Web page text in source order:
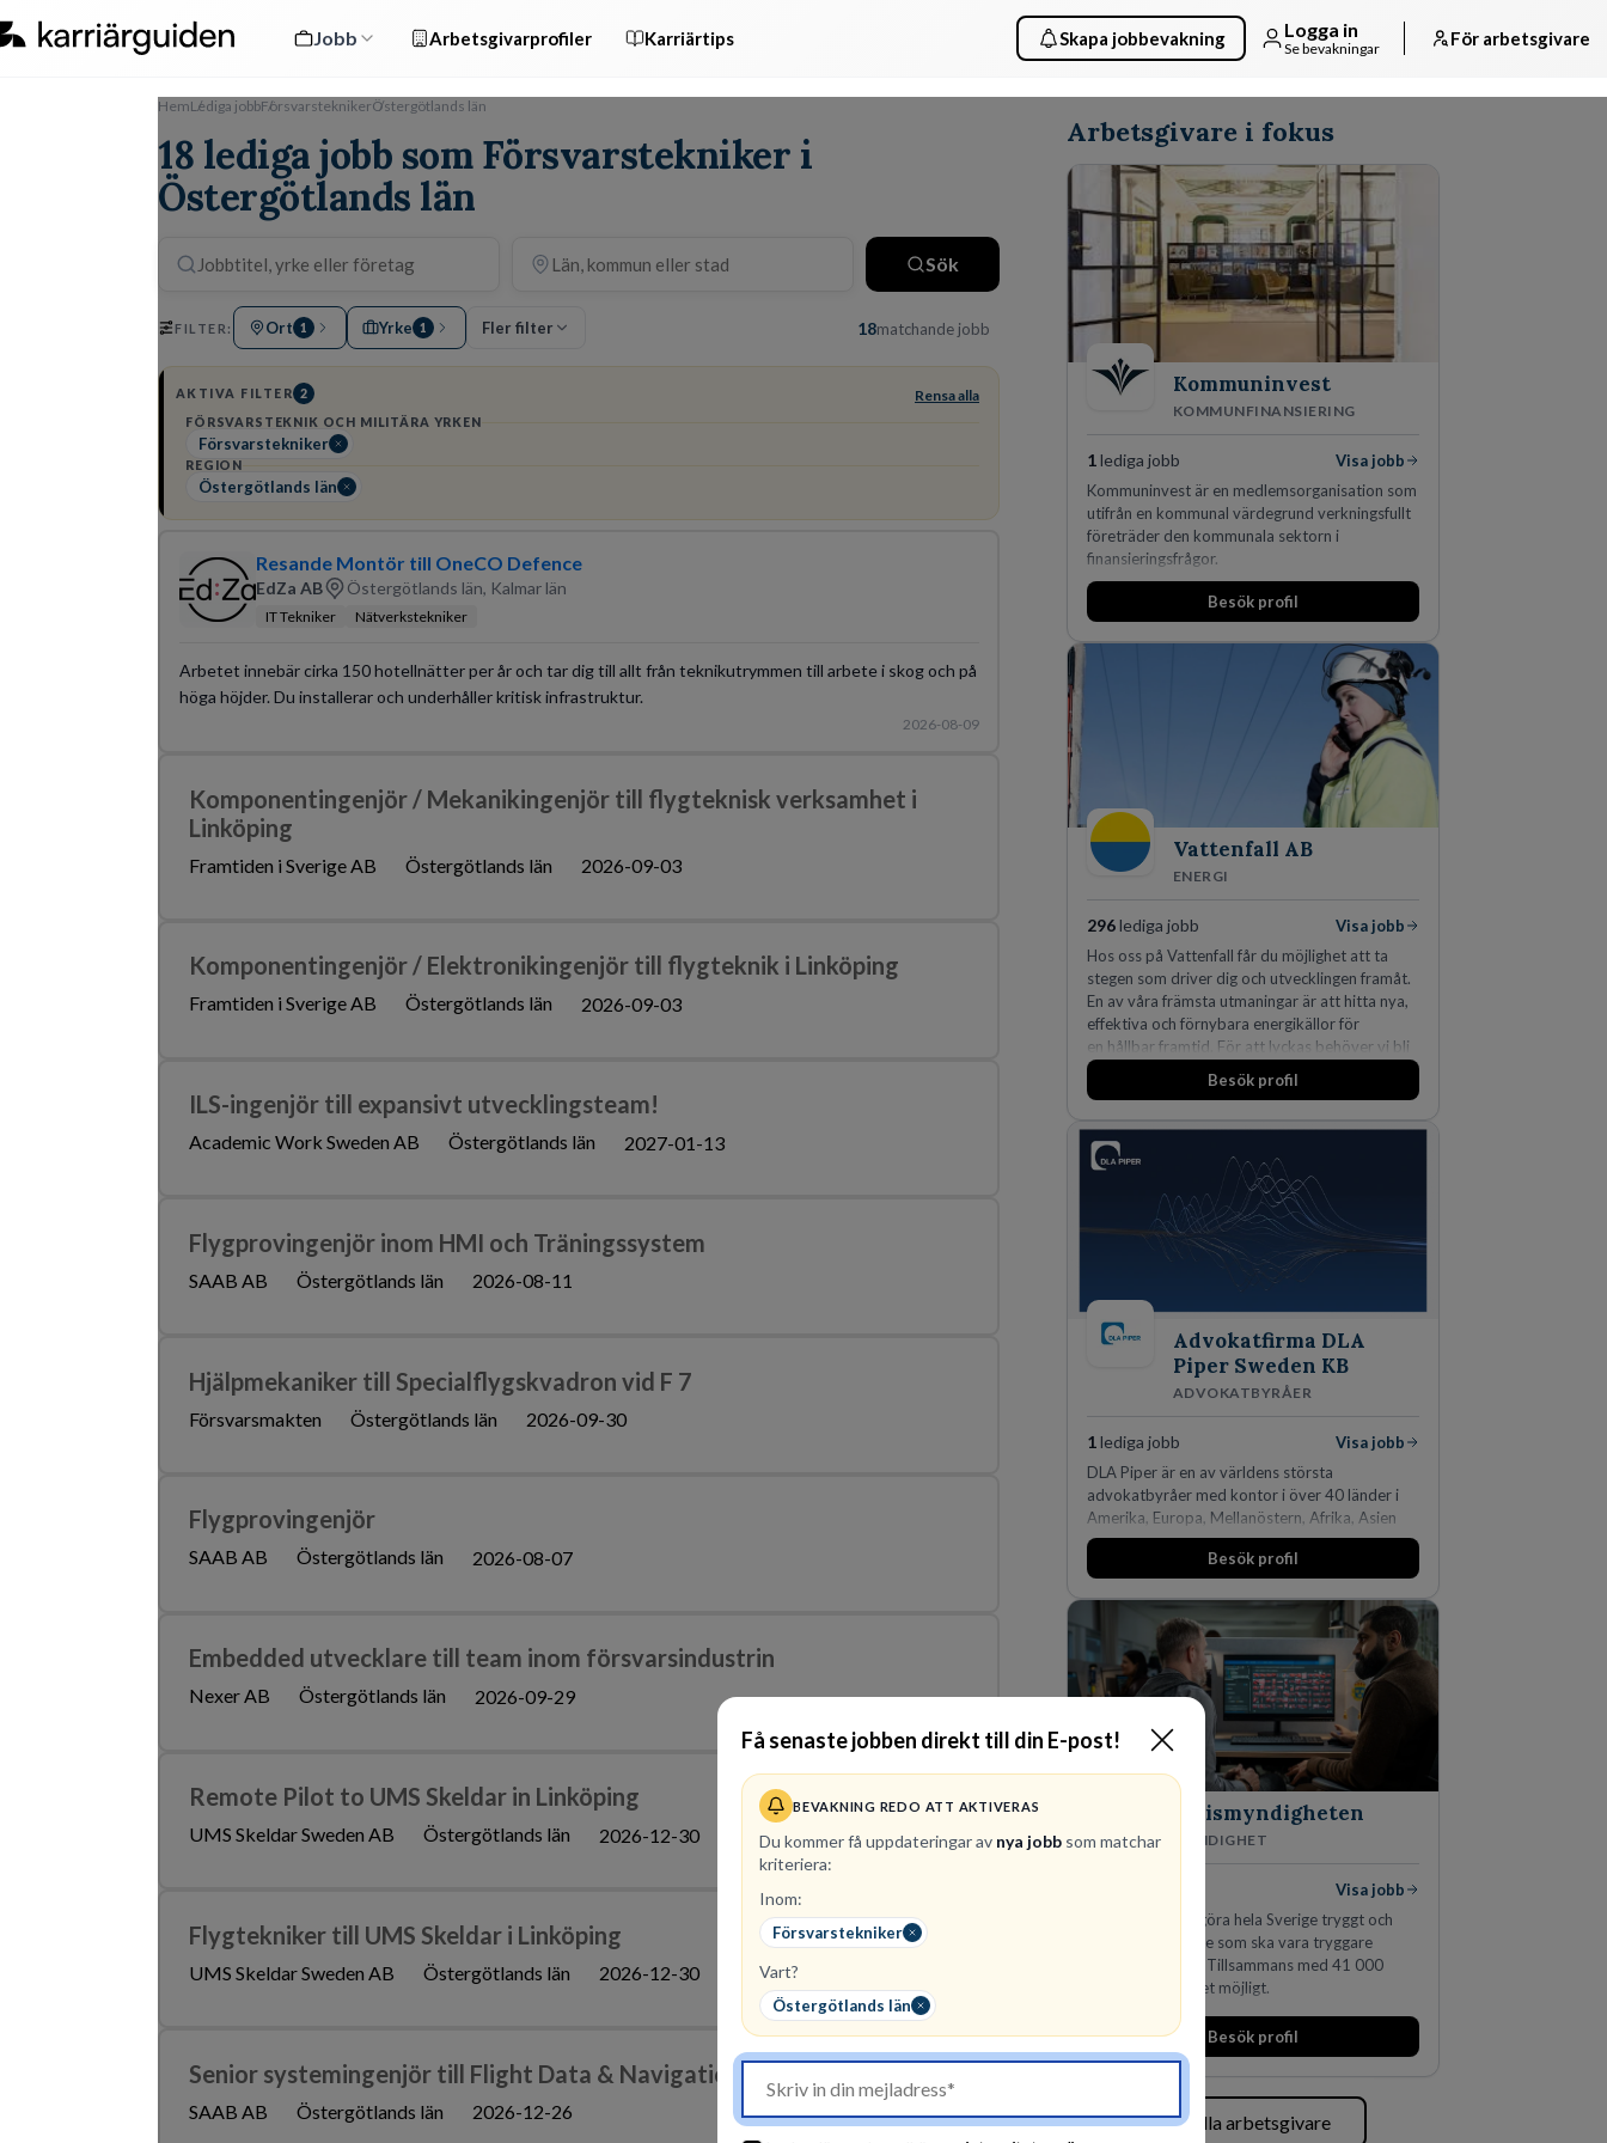
Jobb Arbetsgivarprofiler Karriärtips Skapa jobbevakning Logga in
Se bevakningar För arbetsgivare
Få senaste jobben direkt till din E-post!
BEVAKNING REDO ATT AKTIVERAS
Du kommer få uppdateringar av nya jobb som matchar
kriteriera:
Inom:
Försvarstekniker
Vart?
Östergötlands län
HemLediga jobbFörsvarsteknikerÖstergötlands län
18 lediga jobb som Försvarstekniker i
Östergötlands län
Sök
FILTER: Ort 1 Yrke 1 Fler filter 18matchande jobb
AKTIVA FILTER 2 Rensa alla
FÖRSVARSTEKNIK OCH MILITÄRA YRKEN
Försvarstekniker
REGION
Östergötlands län
Resande Montör till OneCO Defence
EdZa AB Östergötlands län, Kalmar län
IT Tekniker Nätverkstekniker
Arbetet innebär cirka 150 hotellnätter per år och tar dig till allt från teknikutrymmen till arbete i skog och på
höga höjder. Du installerar och underhåller kritisk infrastruktur.
2026-08-09
Komponentingenjör / Mekanikingenjör till flygteknisk verksamhet i
Linköping
Framtiden i Sverige AB Östergötlands län 2026-09-03
Komponentingenjör / Elektronikingenjör till flygteknik i Linköping
Framtiden i Sverige AB Östergötlands län 2026-09-03
ILS-ingenjör till expansivt utvecklingsteam!
Academic Work Sweden AB Östergötlands län 2027-01-13
Flygprovingenjör inom HMI och Träningssystem
SAAB AB Östergötlands län 2026-08-11
Hjälpmekaniker till Specialflygskvadron vid F 7
Försvarsmakten Östergötlands län 2026-09-30
Flygprovingenjör
SAAB AB Östergötlands län 2026-08-07
Embedded utvecklare till team inom försvarsindustrin
Nexer AB Östergötlands län 2026-09-29
Remote Pilot to UMS Skeldar in Linköping
UMS Skeldar Sweden AB Östergötlands län 2026-12-30
Flygtekniker till UMS Skeldar i Linköping
UMS Skeldar Sweden AB Östergötlands län 2026-12-30
Senior systemingenjör till Flight Data & Navigation
SAAB AB Östergötlands län 2026-12-26
Arbetsgivare i fokus
Kommuninvest
KOMMUNFINANSIERING
1lediga jobb
Visa jobb
Kommuninvest är en medlemsorganisation som
utifrån en kommunal värdegrund verkningsfullt
företräder den kommunala sektorn i
finansieringsfrågor.
Besök profil
Vattenfall AB
ENERGI
296lediga jobb
Visa jobb
Hos oss på Vattenfall får du möjlighet att ta
stegen som driver dig och utvecklingen framåt.
En av våra främsta utmaningar är att hitta nya,
effektiva och förnybara energikällor för
en hållbar framtid. För att lyckas behöver vi bli
fler medarbetare som vill göra skillnad.
Besök profil
Advokatfirma DLA
Piper Sweden KB
ADVOKATBYRÅER
1lediga jobb
Visa jobb
DLA Piper är en av världens största
advokatbyråer med kontor i över 40 länder i
Amerika, Europa, Mellanöstern, Afrika, Asien
och Oceanien. Vi är specialister inom
affärsjuridikens alla områden och vi har några
fler än 450 jurister på fem kontor i Stockholm,
Köpenhamn, Århus, Oslo och Helsingfors kan vi
på DLA Piper erbjuda våra klienter en unik,
effektiv och gränsöverskridande nordisk
expertis. På vårt kontor i centrala Stockholm är
vi idag drygt 240 medarbetare.
Besök profil
Polismyndigheten
MYNDIGHET
Visa jobb
Ett uppdrag att göra hela Sverige tryggt och
säkert. Ett Sverige som ska vara tryggare
imorgon än idag. Tillsammans med 41 000
kollegor gör vi det möjligt.
Besök profil
Se alla arbetsgivare